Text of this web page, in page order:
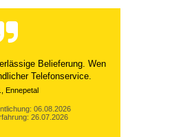
von 24 Stunden
Ich liebe die 1kg
06.08.2026
27.07.2026